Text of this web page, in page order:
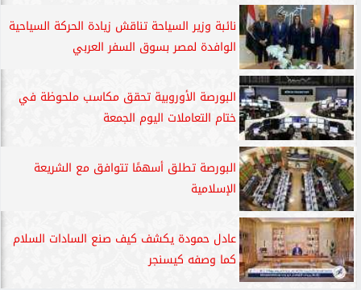
نائبة وزير السياحة تناقش زيادة الحركة السياحية
الوافدة لمصر بسوق السفر العربي
البورصة الأوروبية تحقق مكاسب ملحوظة في
ختام التعاملات اليوم الجمعة
البورصة تطلق أسهمًا تتوافق مع الشريعة
الإسلامية
عادل حمودة يكشف كيف صنع السادات السلام
كما وصفه كيسنجر